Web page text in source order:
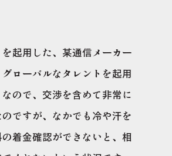
起用した、某通信メーカー
ローバルなタレントを起用
ので、交渉を含めて非常に
ですが、なかでも冷や汗を
着金確認ができないと、相